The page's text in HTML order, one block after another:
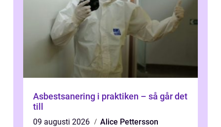
Asbestsanering i praktiken – så går det
till
09 augusti 2026
Alice Pettersson